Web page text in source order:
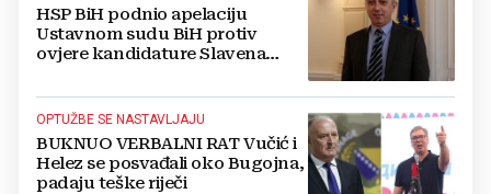
HSP BiH podnio apelaciju
Ustavnom sudu BiH protiv
ovjere kandidature Slavena
OPTUŽBE SE NASTAVLJAJU
BUKNUO VERBALNI RAT Vučić i
Helez se posvađali oko Bugojna,
padaju teške riječi